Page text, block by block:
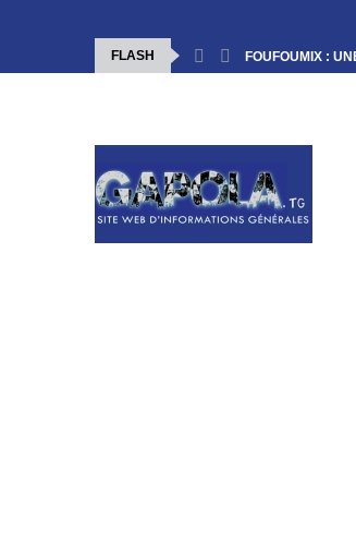
FLASH FOUFOUMIX :